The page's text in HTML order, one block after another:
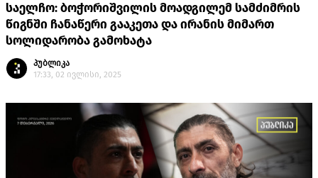
საელჩო: ბოჭორიშვილის მოადგილემ სამძიმრის
წიგნში ჩანაწერი გააკეთა და ირანის მიმართ
სოლიდარობა გამოხატა
პუბლიკა
17:33, 02 ივლისი, 2025